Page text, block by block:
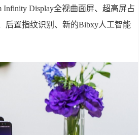
Infinity Display全视曲面屏、超高屏占
后置指纹识别、新的Bibxy人工智能